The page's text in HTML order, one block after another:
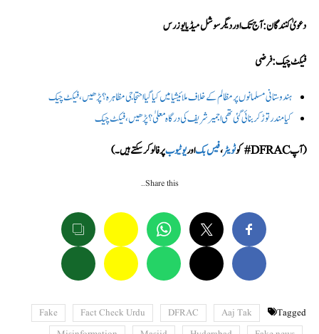
دعویٰ کنندگان: آج تک اور دیگر سوشل میڈیا یوزرس
فیکٹ چیک: فرضی
ہندوستانی مسلمانوں پر مظالم کے خلاف ملائیشیا میں کیا گیا احتجاجی مظاہرہ؟ پڑھیں، فیکٹ چیک
کیا مندر توڑ کر بنائی گئی تھی اجمیر شریف کی درگاہ معلیٰ؟ پڑھیں، فیکٹ چیک
(آپ DFRAC# کو
ٹویٹر،فیس بکاوریوٹیوبپر فالو کر سکتے ہیں۔)
Share this…
Tagged
Aaj Tak
DFRAC
Fact Check Urdu
Fake